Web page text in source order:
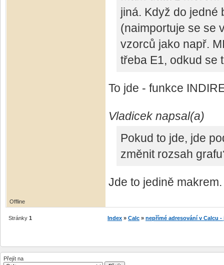
jiná. Když do jedné
(naimportuje se se
vzorců jako např.
třeba E1, odkud se
To jde - funkce
Vladicek napsal(a)
Pokud to jde, jde
změnit rozsah
Jde to jedině makrem.
Offline
Stránky 1 Index » Calc » nepřímé adresování v Calcu -
Přejít na